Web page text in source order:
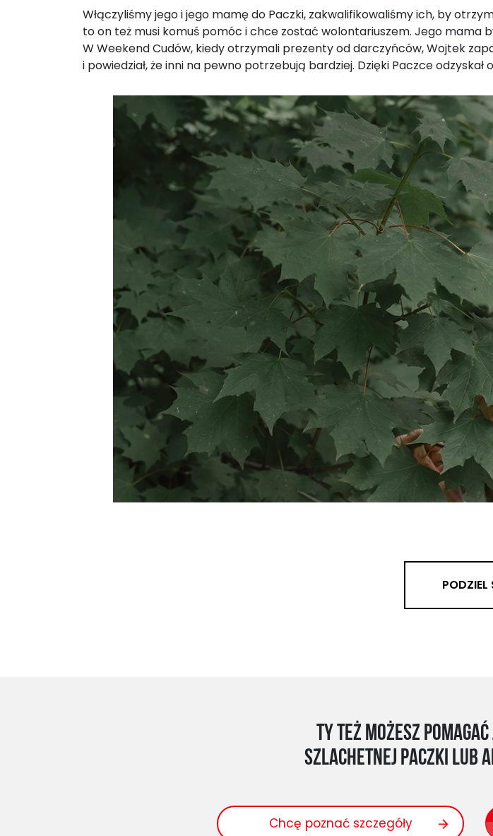
Włączyliśmy jego i jego mamę do Paczki, zakwalifikowaliśmy ich, by
to on też musi komuś pomóc i chce zostać wolontariuszem. Jego mama
W Weekend Cudów, kiedy otrzymali prezenty od darczyńców, Wojtek
i powiedział, że inni na pewno potrzebują bardziej. Dzięki Paczce odzyskał
PODZIEL
Ty też możesz
Szlachetnej Paczki lub
Chcę poznać szczegóły